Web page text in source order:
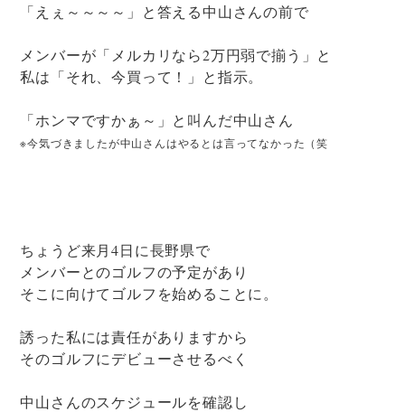
「えぇ～～～～」と答える中山さんの前で
メンバーが「メルカリなら2万円弱で揃う」と
私は「それ、今買って！」と指示。
「ホンマですかぁ～」と叫んだ中山さん
※今気づきましたが中山さんはやるとは言ってなかった（笑
ちょうど来月4日に長野県で
メンバーとのゴルフの予定があり
そこに向けてゴルフを始めることに。
誘った私には責任がありますから
そのゴルフにデビューさせるべく
中山さんのスケジュールを確認し